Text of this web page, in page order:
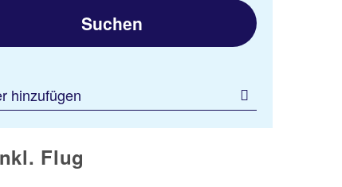
Suchen
hinzufügen
Flug